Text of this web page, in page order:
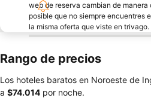
web de reserva cambian de
posible que no siempre encuentres
la misma oferta que viste en trivago.
Rango de precios
Los hoteles baratos en Noroeste de
a ‎$74.014 por noche.